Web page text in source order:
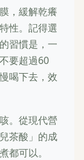
，緩解乾癢
性。記得選
習慣是，一
要超過60
喝下去，效
。從現代營
茶酸」的成
都可以。